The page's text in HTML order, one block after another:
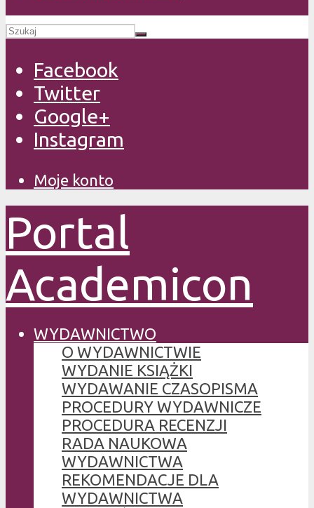
Facebook
Twitter
Google+
Instagram
Moje konto
Portal
Academicon
WYDAWNICTWO
O WYDAWNICTWIE
WYDANIE KSIĄŻKI
WYDAWANIE CZASOPISMA
PROCEDURY WYDAWNICZE
PROCEDURA RECENZJI
RADA NAUKOWA
WYDAWNICTWA
REKOMENDACJE DLA
WYDAWNICTWA